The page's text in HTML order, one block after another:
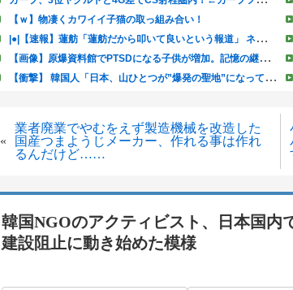
«
業者廃業でやむをえず製造機械を改造した
国産つまようじメーカー、作れる事は作れ
るんだけど……
韓国NGOのアクティビスト、日本国内
建設阻止に動き始めた模様